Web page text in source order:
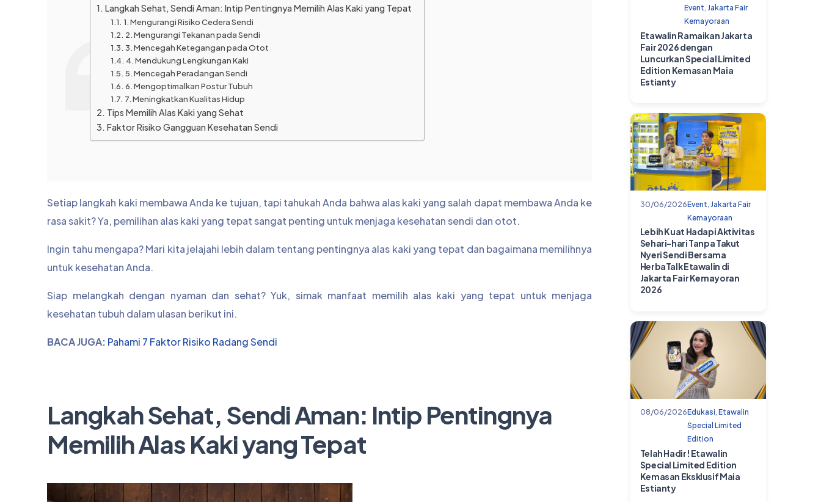
Langkah Sehat, Sendi Aman: Intip Pentingnya Memilih Alas Kaki yang Tepat
1. Mengurangi Risiko Cedera Sendi
2. Mengurangi Tekanan pada Sendi
3. Mencegah Ketegangan pada Otot
4. Mendukung Lengkungan Kaki
5. Mencegah Peradangan Sendi
6. Mengoptimalkan Postur Tubuh
7. Meningkatkan Kualitas Hidup
Tips Memilih Alas Kaki yang Sehat
Faktor Risiko Gangguan Kesehatan Sendi
Setiap langkah kaki membawa Anda ke tujuan, tapi tahukah Anda bahwa alas kaki yang salah dapat membawa Anda ke
rasa sakit? Ya, pemilihan alas kaki yang tepat sangat penting untuk menjaga kesehatan sendi dan otot.
Ingin tahu mengapa? Mari kita jelajahi lebih dalam tentang pentingnya alas kaki yang tepat dan bagaimana memilihnya
untuk kesehatan Anda.
Siap melangkah dengan nyaman dan sehat? Yuk, simak manfaat memilih alas kaki yang tepat untuk menjaga
kesehatan tubuh dalam ulasan berikut ini.
BACA JUGA: Pahami 7 Faktor Risiko Radang Sendi
Langkah Sehat, Sendi Aman: Intip Pentingnya
Memilih Alas Kaki yang Tepat
Event, Jakarta Fair
Kemayoraan
Etawalin Ramaikan Jakarta
Fair 2026 dengan
Luncurkan Special Limited
Edition Kemasan Maia
Estianty
30/06/2026Event Jakarta Fair
Kemayoraan
Lebih Kuat Hadapi Aktivitas
Sehari-hari Tanpa Takut
Nyeri Sendi Bersama
HerbaTalk Etawalin di
Jakarta Fair Kemayoran
2026
08/06/2026Edukasi Etawalin
Special Limited
Edition
Telah Hadir! Etawalin
Special Limited Edition
Kemasan Eksklusif Maia
Estianty